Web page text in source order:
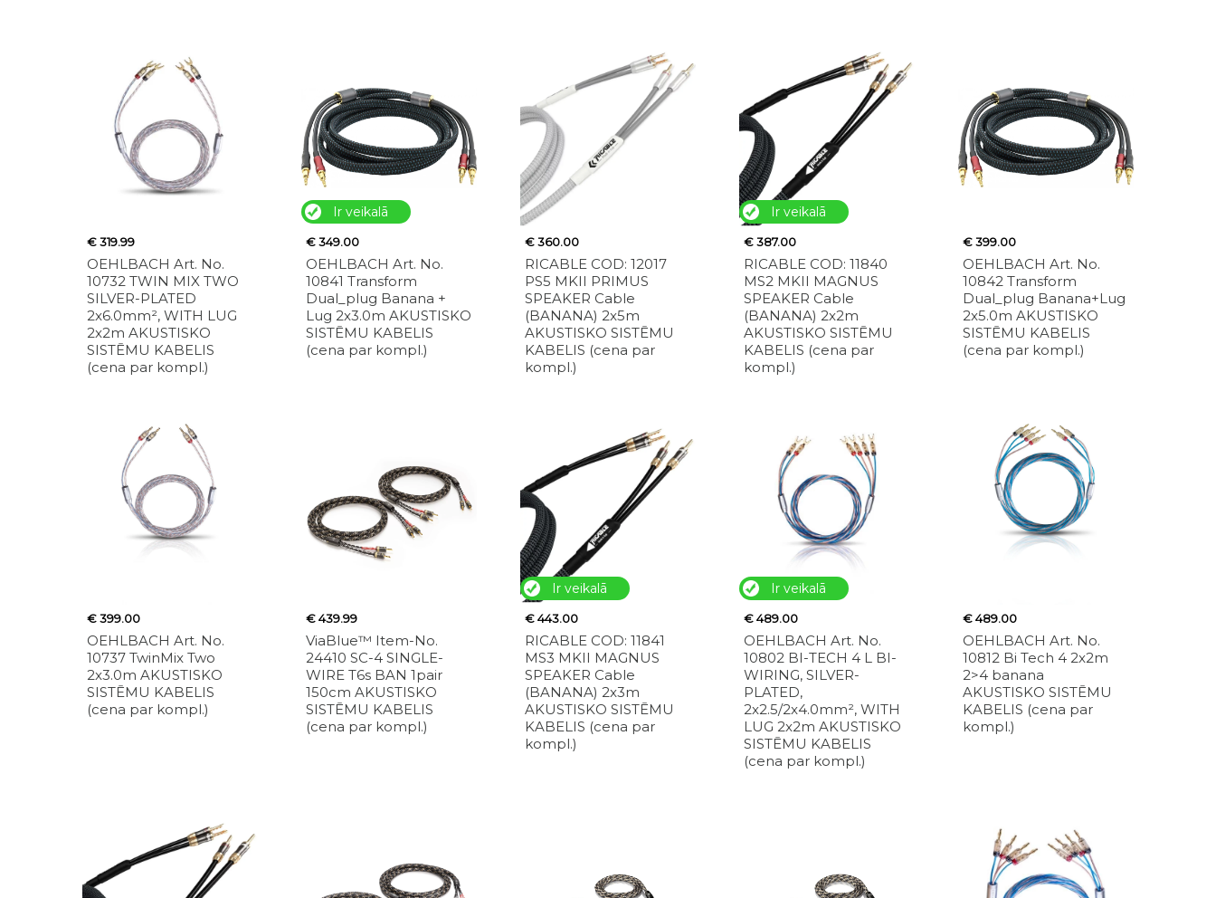
€ 319.99
OEHLBACH Art. No.
10732 TWIN MIX TWO
SILVER-PLATED
2x6.0mm², WITH LUG
2x2m AKUSTISKO
SISTĒMU KABELIS
(cena par kompl.)
Ir veikalā
€ 349.00
OEHLBACH Art. No.
10841 Transform
Dual_plug Banana +
Lug 2x3.0m AKUSTISKO
SISTĒMU KABELIS
(cena par kompl.)
€ 360.00
RICABLE COD: 12017
PS5 MKII PRIMUS
SPEAKER Cable
(BANANA) 2x5m
AKUSTISKO SISTĒMU
KABELIS (cena par
kompl.)
Ir veikalā
€ 387.00
RICABLE COD: 11840
MS2 MKII MAGNUS
SPEAKER Cable
(BANANA) 2x2m
AKUSTISKO SISTĒMU
KABELIS (cena par
kompl.)
€ 399.00
OEHLBACH Art. No.
10842 Transform
Dual_plug Banana+Lug
2x5.0m AKUSTISKO
SISTĒMU KABELIS
(cena par kompl.)
€ 399.00
OEHLBACH Art. No.
10737 TwinMix Two
2x3.0m AKUSTISKO
SISTĒMU KABELIS
(cena par kompl.)
€ 439.99
ViaBlue™ Item-No.
24410 SC-4 SINGLE-
WIRE T6s BAN 1pair
150cm AKUSTISKO
SISTĒMU KABELIS
(cena par kompl.)
Ir veikalā
€ 443.00
RICABLE COD: 11841
MS3 MKII MAGNUS
SPEAKER Cable
(BANANA) 2x3m
AKUSTISKO SISTĒMU
KABELIS (cena par
kompl.)
Ir veikalā
€ 489.00
OEHLBACH Art. No.
10802 BI-TECH 4 L BI-
WIRING, SILVER-
PLATED,
2x2.5/2x4.0mm², WITH
LUG 2x2m AKUSTISKO
SISTĒMU KABELIS
(cena par kompl.)
€ 489.00
OEHLBACH Art. No.
10812 Bi Tech 4 2x2m
2>4 banana
AKUSTISKO SISTĒMU
KABELIS (cena par
kompl.)